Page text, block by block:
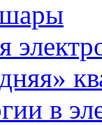
в